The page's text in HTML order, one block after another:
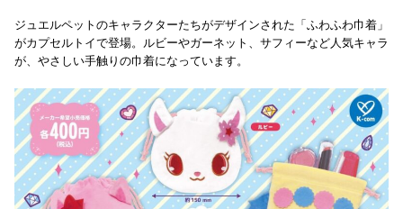
ジュエルペットのキャラクターたちがデザインされた「ふわふわ巾着」
がカプセルトイで登場。ルビーやガーネット、サフィーなど人気キャラ
が、やさしい手触りの巾着になっています。